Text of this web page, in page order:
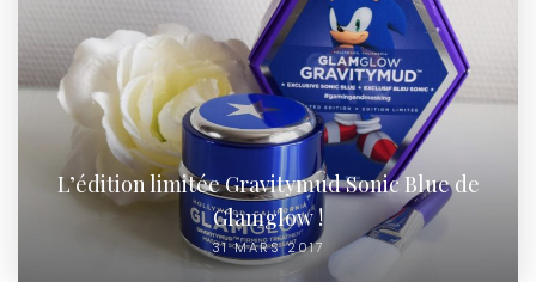
L’édition limitée Gravitymud Sonic Blue de
Glamglow !
31 MARS 2017